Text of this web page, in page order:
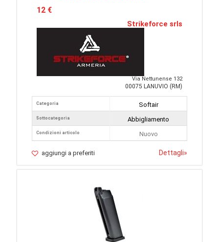
12 €
Strikeforce srls
Via Nettunense 132
00075 LANUVIO (RM)
Categoria
Sottocategoria
Condizioni articolo
Softair
Abbigliamento
Nuovo
aggiungi a preferiti Dettagli»